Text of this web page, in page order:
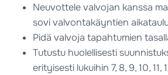
Neuvottele valvojan kanssa
sovi valvontakäyntien
Pidä valvoja tapahtumien
Tutustu huolellisesti
erityisesti lukuihin 7, 8, 9, 10, 11,